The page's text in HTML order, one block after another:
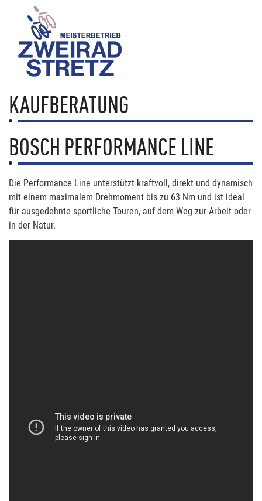
KAUFBERATUNG
BOSCH PERFORMANCE LINE
Die Performance Line unterstützt kraftvoll, direkt und dynamisch
mit einem maximalem Drehmoment bis zu 63 Nm und ist ideal
für ausgedehnte sportliche Touren, auf dem Weg zur Arbeit oder
in der Natur.